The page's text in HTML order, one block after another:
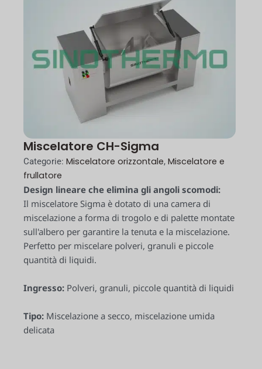
Miscelatore CH-Sigma
Categorie: Miscelatore orizzontale, Miscelatore e
frullatore
Design lineare che elimina gli angoli scomodi:
Il miscelatore Sigma è dotato di una camera di
miscelazione a forma di trogolo e di palette montate
sull'albero per garantire la tenuta e la miscelazione.
Perfetto per miscelare polveri, granuli e piccole
quantità di liquidi.
Ingresso: Polveri, granuli, piccole quantità di liquidi
Tipo: Miscelazione a secco, miscelazione umida
delicata